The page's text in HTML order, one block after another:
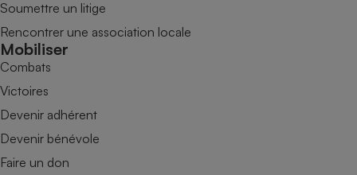
Soumettre un litige
Rencontrer une association locale
Mobiliser
Combats
Victoires
Devenir adhérent
Devenir bénévole
Faire un don